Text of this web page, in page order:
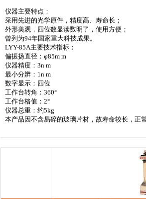
仪器主要特点：
采用先进的光学原件，精度高、寿命长；
外形美观，四位数显读数明了，使用方便；
曾列为94年国家重大科技成果。
LYY-85A主要技术指标：
偏振扬直径：φ85m m
仪器精度：3n m
最小分辨： 1n m
数字显示：四位
工作台转角：360°
工作台格值：2°
仪器总重：约5kg
本产品因不含易碎的玻璃片材，故寿命较长，正